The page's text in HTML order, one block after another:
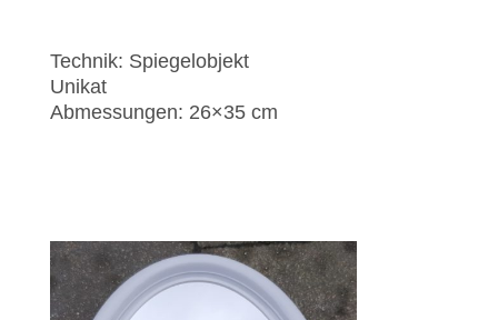
Technik: Spiegelobjekt
Unikat
Abmessungen: 26×35 cm